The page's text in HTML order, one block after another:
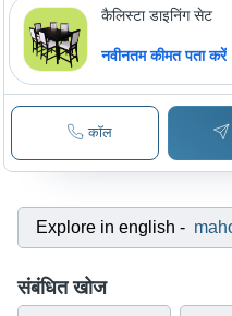
कैलिस्टा डाइनिंग सेट
नवीनतम कीमत पता करें
कॉल
Explore in english -
संबंधित खोज